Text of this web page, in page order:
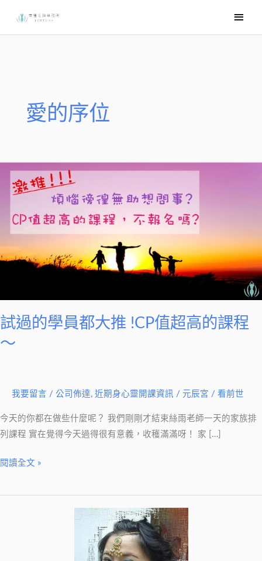
要
愛的序位
試過的學員都大推 !CP值超高的課程
～
我要留言 / 公司佈達, 近期身心靈開課資訊 / 元辰宮 / 看前世
今天的你都在做些什麼呢？ 我們剛剛才結束絲雨老師一天的家族排
列課程 實在覺得今天過得很有意義，收穫滿滿呀！ 家 […]
都
超
高
閱讀全文 »